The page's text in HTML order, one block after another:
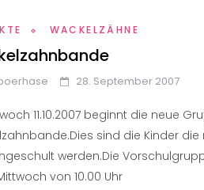
WACKELZÄHNE
28. September 2007
11.10.2007 beginnt die neue
sind die Kinder
werden.Die
von 10.00 Uhr